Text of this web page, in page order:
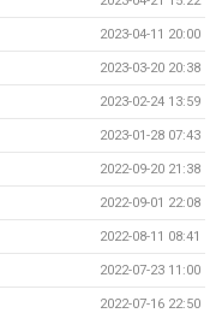
2023-04-11 20:00
2023-03-20 20:38
2023-02-24 13:59
2023-01-28 07:43
2022-09-20 21:38
2022-09-01 22:08
2022-08-11 08:41
2022-07-23 11:00
2022-07-16 22:50